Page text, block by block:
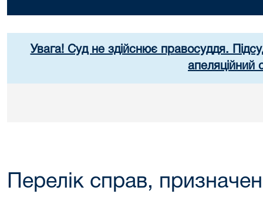
Увага! Суд не здійснює правосуддя.
апеляційний
Перелік справ,